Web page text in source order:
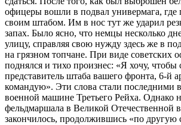
офицеры вошли в подвал универмага, где
своим штабом. Им в нос тут же ударил
запах. Было ясно, что немцы несколько
улицу, справляя свою нужду здесь же в
на грязном топчане. При виде советских
поднялся и тихо произнес: «Я хочу, чтобы
представитель штаба вашего фронта, 6-й
командую». Эти слова стали последними
военной машине Третьего Рейха. Однако
фельдмаршала в Великой Отечественной
закончилось, продолжившись «по другую